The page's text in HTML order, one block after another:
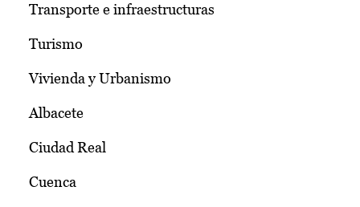
Transporte e infraestructuras
Turismo
Vivienda y Urbanismo
Albacete
Ciudad Real
Cuenca